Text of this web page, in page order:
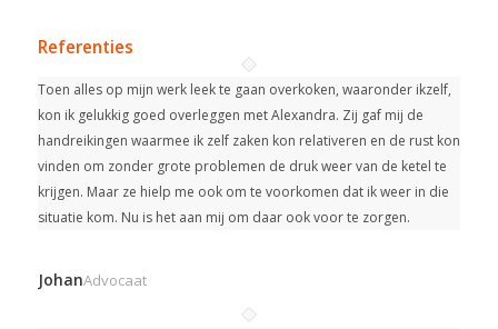
Referenties
Toen alles op mijn werk leek te gaan overkoken, waaronder ikzelf,
kon ik gelukkig goed overleggen met Alexandra. Zij gaf mij de
handreikingen waarmee ik zelf zaken kon relativeren en de rust kon
vinden om zonder grote problemen de druk weer van de ketel te
krijgen. Maar ze hielp me ook om te voorkomen dat ik weer in die
situatie kom. Nu is het aan mij om daar ook voor te zorgen.
JohanAdvocaat